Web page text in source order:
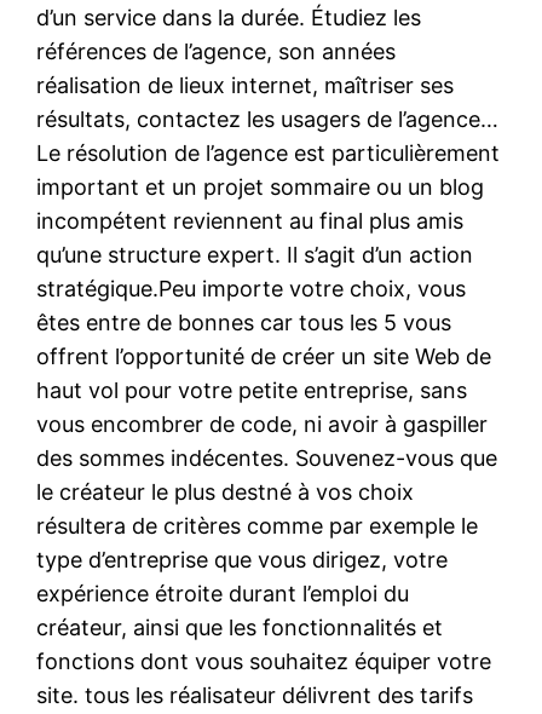
d’un service dans la durée. Étudiez les
références de l’agence, son années
réalisation de lieux internet, maîtriser ses
résultats, contactez les usagers de l’agence…
Le résolution de l’agence est particulièrement
important et un projet sommaire ou un blog
incompétent reviennent au final plus amis
qu’une structure expert. Il s’agit d’un action
stratégique.Peu importe votre choix, vous
êtes entre de bonnes car tous les 5 vous
offrent l’opportunité de créer un site Web de
haut vol pour votre petite entreprise, sans
vous encombrer de code, ni avoir à gaspiller
des sommes indécentes. Souvenez-vous que
le créateur le plus destné à vos choix
résultera de critères comme par exemple le
type d’entreprise que vous dirigez, votre
expérience étroite durant l’emploi du
créateur, ainsi que les fonctionnalités et
fonctions dont vous souhaitez équiper votre
site. tous les réalisateur délivrent des tarifs